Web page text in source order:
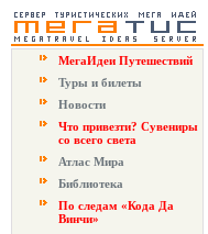
МегаИдеи Путешествий
Туры и билеты
Новости
Что привезти? Сувениры
со всего света
Атлас Мира
Библиотека
По следам «Кода Да
Винчи»